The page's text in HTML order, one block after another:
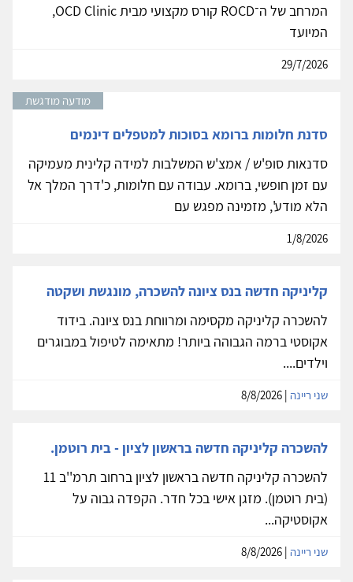
המרחב של ה־ROCD קורס מקצועי מבית OCD Clinic,
המיועד
29/7/2026
מודעה מודגשת
סדנת חלומות ברומא בסוכות למטפלים דינמים
סדנאות סופ'ש / אמצ'ש המשלבות למידה קלינית מעמיקה
עם זמן חופשי, ברומא. עבודה עם חלומות, כ'דרך המלך אל
הלא מודע', מזמינה מפגש עם
1/8/2026
קליניקה חדשה בנס ציונה להשכרה, מונגשת ושקטה
להשכרה קליניקה מקסימה ומרווחת בנס ציונה. בידוד
אקוסטי ברמה הגבוהה ביותר! מתאימה לטיפול במבוגרים
וילדים....
שני ריינה
להשכרה קליניקה חדשה בראשון לציון - בית רוטמן.
להשכרה קליניקה חדשה בראשון לציון ברחוב תרמ''ב 11
(בית רוטמן). מזגן אישי בכל חדר. הקפדה גבוה על
אקוסטיקה...
שני ריינה